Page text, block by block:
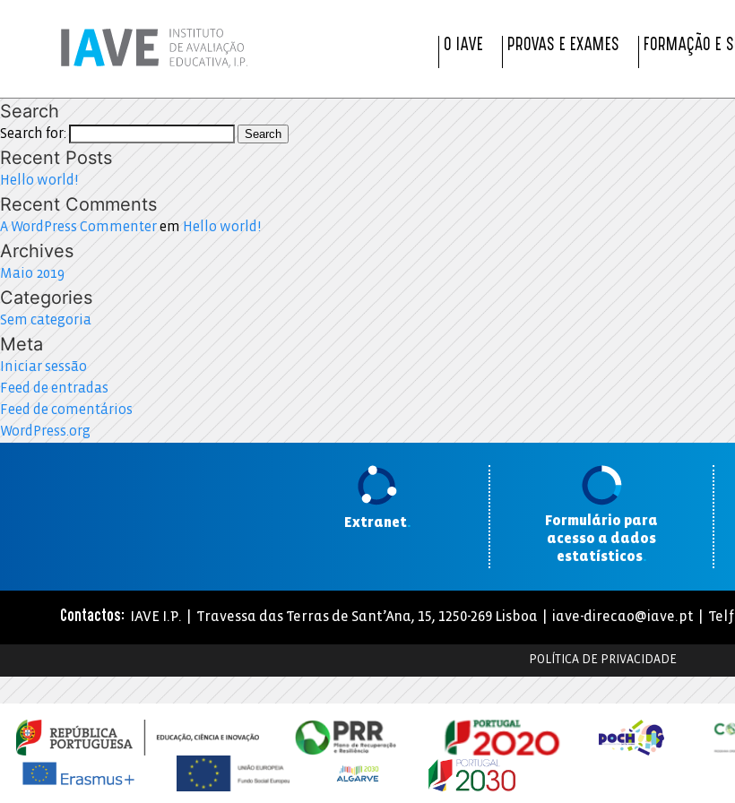
O IAVE PROVAS E EXAMES FORMAÇÃO E
Search
Search for: Search
Recent Posts
Hello world!
Recent Comments
A WordPress Commenterem Hello world!
Archives
Maio 2019
Categories
Sem categoria
Meta
Iniciar sessão
Feed de entradas
Feed de comentários
WordPress.org
Extranet.
Formulário para
acesso a dados
estatísticos.
Contactos: IAVE I.P. | Travessa das Terras de Sant’Ana, 15, 1250-269 Lisboa | iave-direcao@iave.pt |
POLÍTICA DE PRIVACIDADE